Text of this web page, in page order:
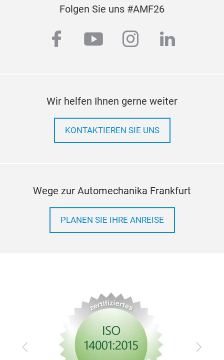
Folgen Sie uns #AMF26
facebook
youtubeinstagram
linkedin
Wir helfen Ihnen gerne weiter
KONTAKTIEREN SIE UNS
Wege zur Automechanika Frankfurt
PLANEN SIE IHRE ANREISE
Zurück Vor